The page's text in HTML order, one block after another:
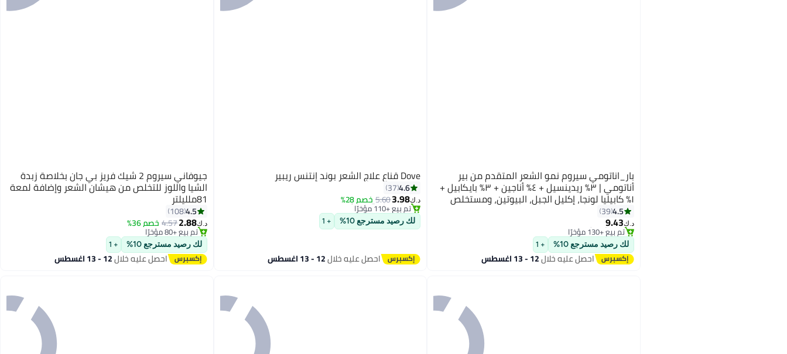
بار_اناتومي سيروم نمو الشعر المتقدم من بير
أناتومي | ٣٪ ريدينسيل + ٤٪ أناجين + ٣٪ بايكابيل +
١٪ كابيليا لونجا، إكليل الجبل، البيوتين، ومستخلص
الأرز | سيروم نمو الشعر والتحكم في تساقطه للنساء
والرجال | عبوة من ٣ قطع
4.5
39
د.ك‏9.43
#23 في زيت وسيروم
بتخلّص بسرعة
تم بيع +130 مؤخرًا
#23 في زيت وسيروم
لك رصيد مسترجع 10% + 1
احصل عليه خلال12 - 13 اغسطس
Dove قناع علاج الشعر بوند إنتنس ريبير
4.6
37
د.ك‏3.98
5.60خصم 28%
#29 في زيت وسيروم
أقل سعر في 7 يوم
تم بيع +110 مؤخرًا
#29 في زيت وسيروم
لك رصيد مسترجع 10% + 1
احصل عليه خلال12 - 13 اغسطس
جيوفاني سيروم 2 شيك فريز بي جان بخلاصة زبدة
الشيا واللوز للتخلص من هيشان الشعر وإضافة لمعة
81ملليلتر
4.5
108
د.ك‏2.88
4.57خصم 36%
تم بيع +80 مؤخرًا
تم بيع +80 مؤخرًا
لك رصيد مسترجع 10% + 1
احصل عليه خلال12 - 13 اغسطس